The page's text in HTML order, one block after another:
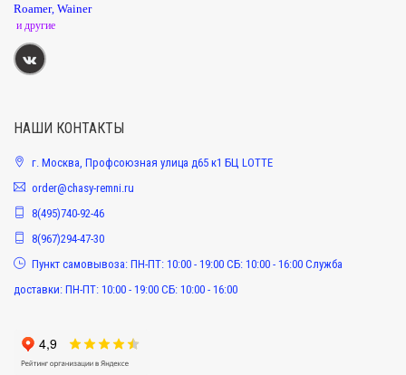
Roamer, Wainer
и другие
НАШИ КОНТАКТЫ
г. Москва, Профсоюзная улица д65 к1 БЦ LOTTE
order@chasy-remni.ru
8(495)740-92-46
8(967)294-47-30
Пункт самовывоза: ПН-ПТ: 10:00 - 19:00 СБ: 10:00 - 16:00 Служба
доставки: ПН-ПТ: 10:00 - 19:00 СБ: 10:00 - 16:00